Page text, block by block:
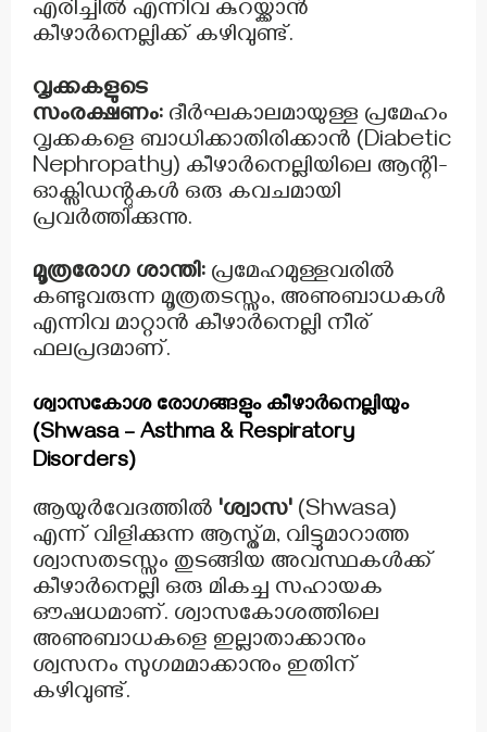
എരിച്ചിൽ എന്നിവ കുറയ്ക്കാൻ
കീഴാർനെല്ലിക്ക് കഴിവുണ്ട്.
വൃക്കകളുടെ
സംരക്ഷണം: ദീർഘകാലമായുള്ള പ്രമേഹം
വൃക്കകളെ ബാധിക്കാതിരിക്കാൻ (Diabetic
Nephropathy) കീഴാർനെല്ലിയിലെ ആന്റി-
ഓക്സിഡന്റുകൾ ഒരു കവചമായി
പ്രവർത്തിക്കുന്നു.
മൂത്രരോഗ ശാന്തി: പ്രമേഹമുള്ളവരിൽ
കണ്ടുവരുന്ന മൂത്രതടസ്സം, അണുബാധകൾ
എന്നിവ മാറ്റാൻ കീഴാർനെല്ലി നീര്
ഫലപ്രദമാണ്.
ശ്വാസകോശ രോഗങ്ങളും കീഴാർനെല്ലിയും
(Shwasa – Asthma & Respiratory
Disorders)
ആയുർവേദത്തിൽ 'ശ്വാസ' (Shwasa)
എന്ന് വിളിക്കുന്ന ആസ്ത്മ, വിട്ടുമാറാത്ത
ശ്വാസതടസ്സം തുടങ്ങിയ അവസ്ഥകൾക്ക്
കീഴാർനെല്ലി ഒരു മികച്ച സഹായക
ഔഷധമാണ്. ശ്വാസകോശത്തിലെ
അണുബാധകളെ ഇല്ലാതാക്കാനും
ശ്വസനം സുഗമമാക്കാനും ഇതിന്
കഴിവുണ്ട്.